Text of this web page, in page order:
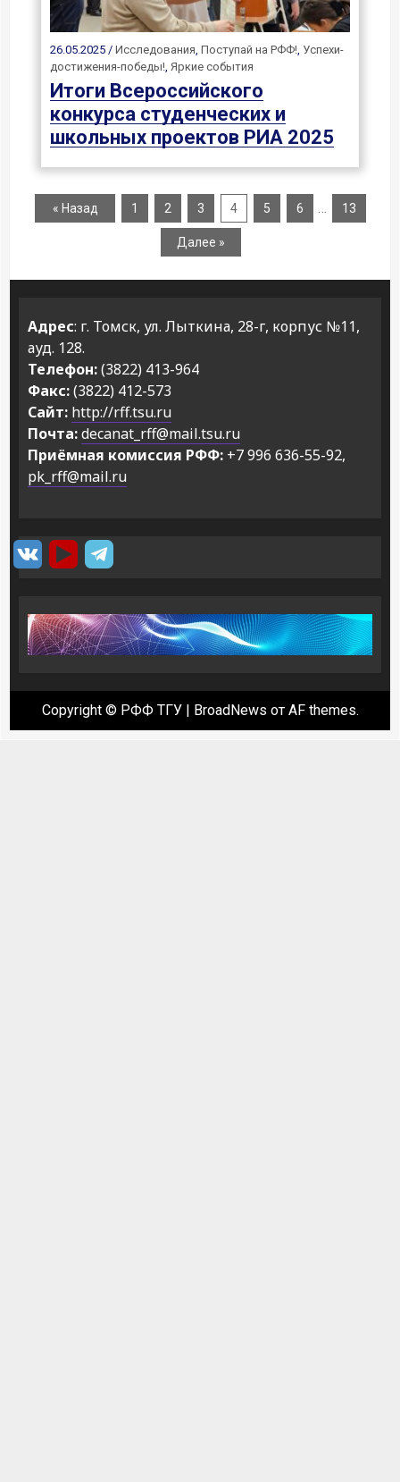
26.05.2025 / Исследования, Поступай на РФФ!, Успехи-
достижения-победы!, Яркие события
Итоги Всероссийского
конкурса студенческих и
школьных проектов РИА 2025
« Назад 1 2 3 4 5 6 … 13
Далее »
Адрес: г. Томск, ул. Лыткина, 28-г, корпус №11,
ауд. 128.
Телефон:(3822) 413-964
Факс:(3822) 412-573
Сайт: http://rff.tsu.ru
Почта:decanat_rff@mail.tsu.ru
Приёмная комиссия РФФ: +7 996 636-55-92,
pk_rff@mail.ru
Copyright © РФФ ТГУ | BroadNews от AF themes.